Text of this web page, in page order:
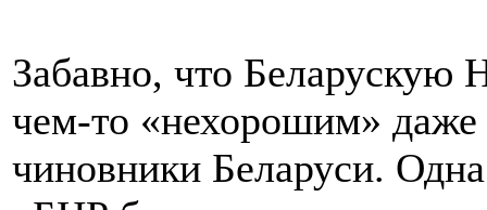
Забавно, что Беларускую
чем-то «нехорошим» даже
чиновники Беларуси.